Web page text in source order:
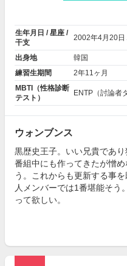
生年月日 / 星座 /
干支
2002年4月20日
出身地
韓国
練習生期間
2年11ヶ月
MBTI（性格診断
テスト）
ENTP（討論者
ウォンブンス
黒歴史王子。いい兄貴であ
番組中にも作ってきたが憎
う。これからも更新する事
人メンバーでは1番堪能そう
って欲しい。